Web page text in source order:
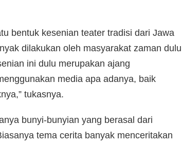
bentuk kesenian teater tradisi dari Jawa
dilakukan oleh masyarakat zaman dulu
ini dulu merupakan ajang
media apa adanya, baik
tukasnya.
bunyi-bunyian yang berasal dari
tema cerita banyak menceritakan